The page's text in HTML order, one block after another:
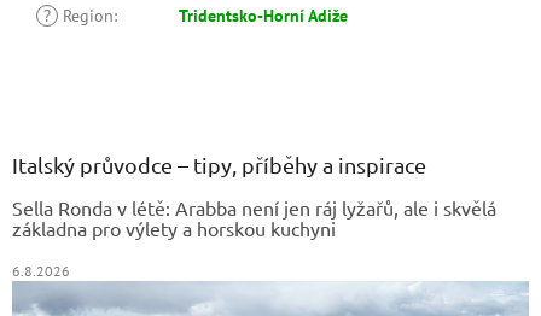
?
Region: Tridentsko-Horní Adiže
Italský průvodce – tipy, příběhy a inspirace
Sella Ronda v létě: Arabba není jen ráj lyžařů, ale i skvělá
základna pro výlety a horskou kuchyni
6.8.2026